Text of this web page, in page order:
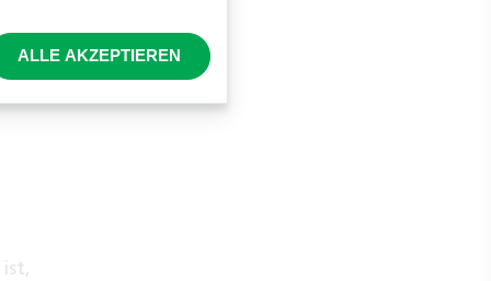
ALLE AKZEPTIEREN